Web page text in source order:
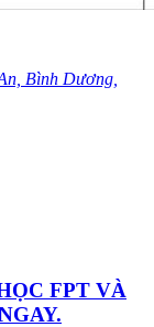
Bình Dương,
FPT VÀ